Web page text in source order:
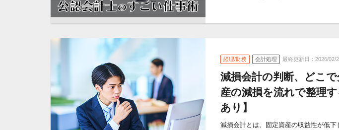
経理/財務 会計処理 最終更新日：2026/02/
減損会計の判断、どこ
産の減損を流れで整理
あり】
減損会計とは、固定資産の収益性が低